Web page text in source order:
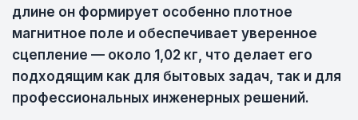
длине он формирует особенно плотное
магнитное поле и обеспечивает уверенное
сцепление — около 1,02 кг, что делает его
подходящим как для бытовых задач, так и для
профессиональных инженерных решений.